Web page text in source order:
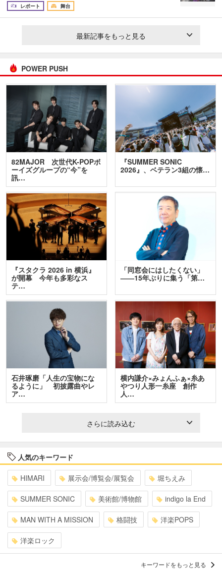
レポート
舞台
最新記事をもっと見る
POWER PUSH
82MAJOR 次世代K-POPボ
ーイズグループの“今”を
訊…
『SUMMER SONIC
2026』、ベテラン3組の懐…
『スタクラ 2026 in 横浜』
が開幕 今年も多彩なス
テ…
「同窓会にはしたくない」
――15年ぶりに集う「第…
石井琢磨「人生の宝物にな
るように」 初披露曲やレ
ア…
横内謙介×みょんふぁ×糸あ
やつり人形一糸座 創作
人…
さらに読み込む
人気のキーワード
HIMARI 展示会/博覧会/展覧会 堀ちえみ
SUMMER SONIC 美術館/博物館 indigo la End
MAN WITH A MISSION 格闘技 洋楽POPS
洋楽ロック
キーワードをもっと見る